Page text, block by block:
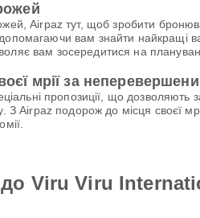
Airpaz тут, щоб зробити
вам знайти найкращі
вам зосередитися на
мрії за
пропозиції, що
Airpaz подорож до місця своєї
до Viru Viru